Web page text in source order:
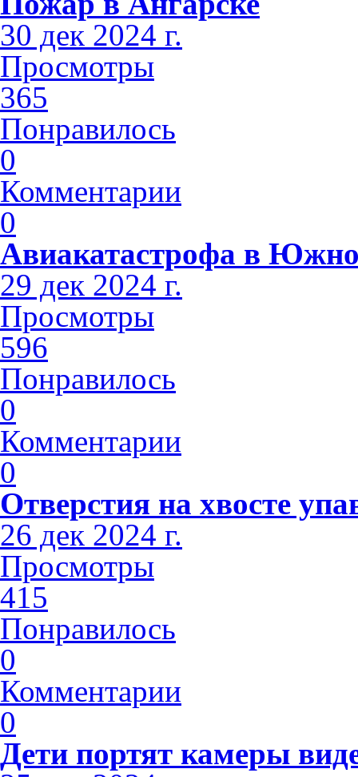
30 дек 2024 г.
Просмотры
365
Понравилось
0
Комментарии
0
Авиакатастрофа в
29 дек 2024 г.
Просмотры
596
Понравилось
0
Комментарии
0
Отверстия на хвосте
26 дек 2024 г.
Просмотры
415
Понравилось
0
Комментарии
0
Дети портят камеры